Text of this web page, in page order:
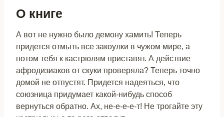
О книге
А вот не нужно было демону хамить! Теперь
придется отмыть все закоулки в чужом мире, а
потом тебя к кастрюлям приставят. А действие
афродизиаков от скуки проверяла? Теперь точно
домой не отпустят. Придется надеяться, что
союзница придумает какой-нибудь способ
вернуться обратно. Ах, не-е-е-е-т! Не трогайте эту